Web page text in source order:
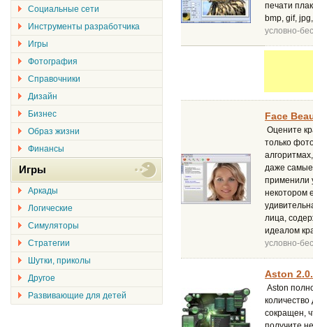
печати
bmp, gif,
условно-
Face
Оцените
только
даже самые
применили
некотором
лица,
идеалом
условно-
Aston
Aston
сокращен,
Социальные сети
Инструменты разработчика
Игры
Фотография
Справочники
Дизайн
Бизнес
Образ жизни
Финансы
Игры
Аркады
Логические
Симуляторы
Стратегии
Шутки, приколы
Другое
Развивающие для детей